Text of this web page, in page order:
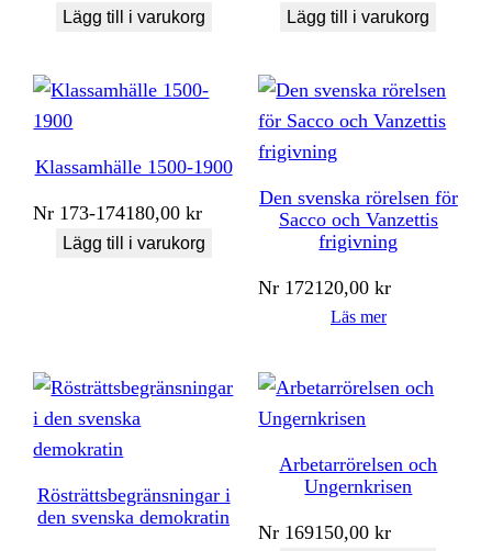
Lägg till i varukorg Lägg till i varukorg
Klassamhälle 1500-1900
Nr 173-174180,00kr
Lägg till i varukorg
Den svenska rörelsen för
Sacco och Vanzettis
frigivning
Nr 172120,00kr
Läs mer
Rösträttsbegränsningar i
den svenska demokratin
Arbetarrörelsen och
Ungernkrisen
Nr 169150,00kr